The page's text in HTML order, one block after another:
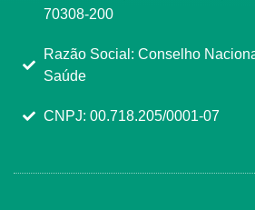
70308-200
Razão Social: Conselho
Saúde
CNPJ: 00.718.205/0001-07